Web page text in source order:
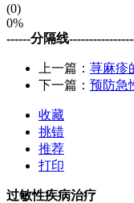
(0)
0%
------分隔线
上一篇： 荨麻疹
下一篇： 预防急
收藏
挑错
推荐
打印
过敏性疾病治疗